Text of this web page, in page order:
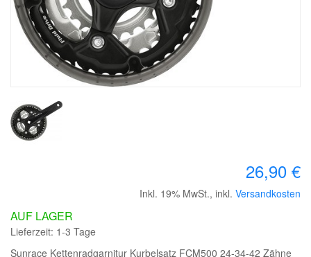
26,90 €
Inkl. 19% MwSt., inkl. Versandkosten
AUF LAGER
Lieferzeit: 1-3 Tage
Sunrace Kettenradgarnitur Kurbelsatz FCM500 24-34-42 Zähne